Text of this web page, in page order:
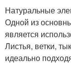
Натуральные
Одной из
является
Листья, ветки,
идеально